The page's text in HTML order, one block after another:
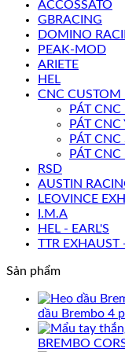
ACCOSSATO
GBRACING
DOMINO
PEAK-MOD
ARIETE
HEL
CNC CUSTOM
PÁT
PÁT
PÁT CNC
PÁT
RSD
AUSTIN
LEOVINCE
I.M.A
HEL - EARL'S
TTR EXHAUST
Sản phẩm
dầu Brembo 4
BREMBO